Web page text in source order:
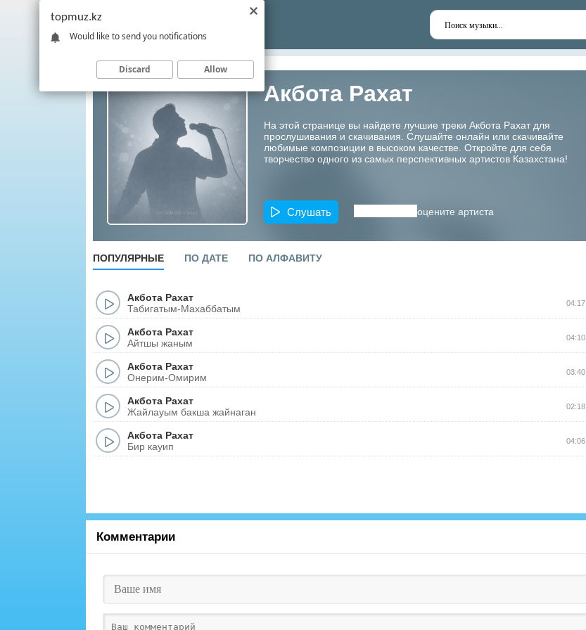
Акбота Рахат
На этой странице вы найдете лучшие треки Акбота Рахат для
прослушивания и скачивания. Слушайте онлайн или скачивайте
любимые композиции в высоком качестве. Откройте для себя
творчество одного из самых перспективных артистов Казахстана!
Слушать оцените артиста
ПОПУЛЯРНЫЕ ПО ДАТЕ ПО АЛФАВИТУ
Акбота Рахат
Табигатым-Махаббатым
04:17
Акбота Рахат
Айтшы жаным
04:10
Акбота Рахат
Онерим-Омирим
03:40
Акбота Рахат
Жайлауым бакша жайнаган
02:18
Акбота Рахат
Бир кауип
04:06
Комментарии
topmuz.kz
Would like to send you notifications
Discard Allow